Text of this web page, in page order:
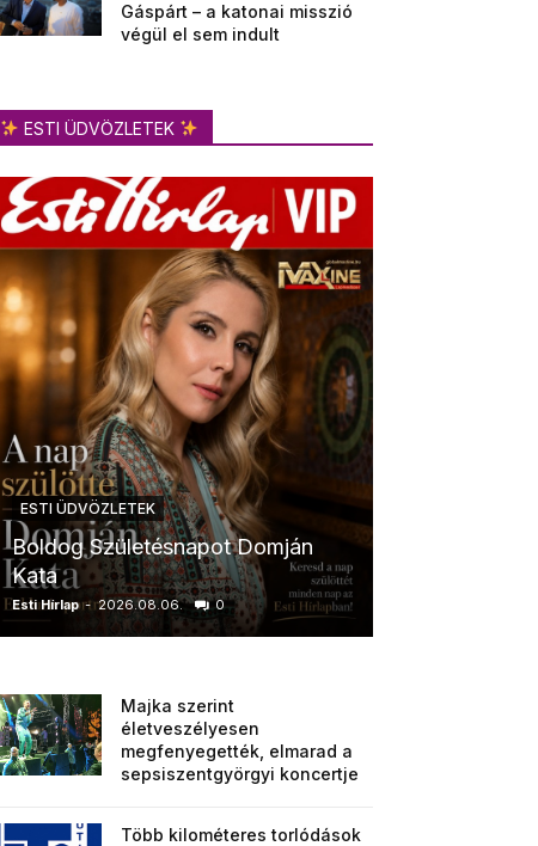
Gáspárt – a katonai misszió
végül el sem indult
ESTI ÜDVÖZLETEK
ESTI ÜDVÖZLETEK
Boldog Születésnapot Domján
Kata
Esti Hírlap - 2026.08.06. 0
Majka szerint
életveszélyesen
megfenyegették, elmarad a
sepsiszentgyörgyi koncertje
Több kilométeres torlódások